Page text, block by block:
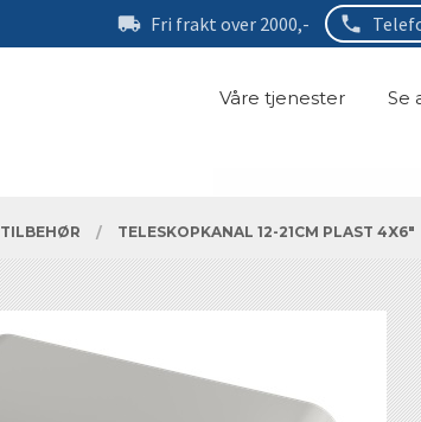
Fri frakt over 2000,-
Våre tjenester Se
TILBEHØR TELESKOPKANAL 12-21CM PLAST 4X6"